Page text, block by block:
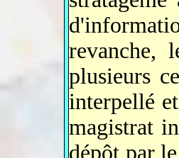
revanche,
plusieurs
interpellé
magistrat
dépôt par